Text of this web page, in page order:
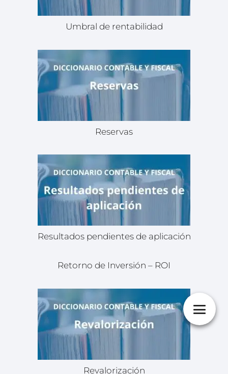
Umbral de rentabilidad
Reservas
Resultados pendientes de aplicación
Retorno de Inversión – ROI
Revalorización